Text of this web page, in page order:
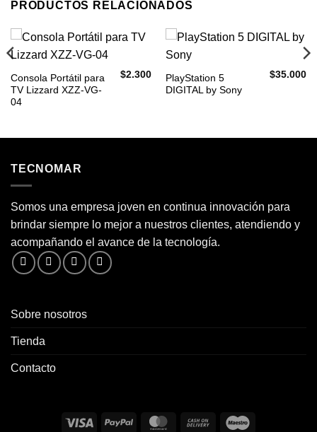
PRODUCTOS RELACIONADOS
Consola Portátil para
TV Lizzard XZZ-VG-
04
$2.300
PlayStation 5
DIGITAL by Sony
$35.000
TECNOMAR
Somos una empresa joven en continua innovación para
brindar siempre lo mejor a nuestros clientes, atendiendo y
acompañando el avance de la tecnología.
Sobre nosotros
Tienda
Contacto
Visa PayPal MasterCardCash